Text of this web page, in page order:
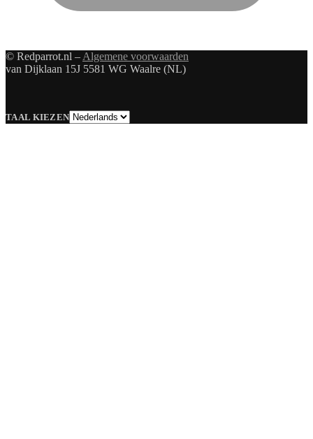
© Redparrot.nl – Algemene voorwaarden
van Dijklaan 15J 5581 WG Waalre (NL)
TAAL KIEZENTaal